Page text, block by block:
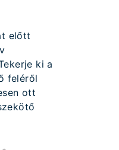
előtt
ki a
feléről
ott